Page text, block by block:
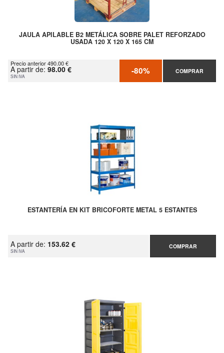
JAULA APILABLE B2 METÁLICA SOBRE PALET REFORZADO
USADA 120 X 120 X 165 CM
Precio anterior 490.00 €
A partir de: 98.00 €
SIN IVA -80% COMPRAR
ESTANTERÍA EN KIT BRICOFORTE METAL 5 ESTANTES
A partir de: 153.62 €
SIN IVA
COMPRAR